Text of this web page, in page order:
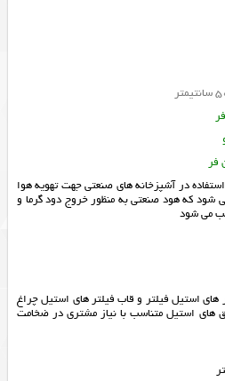
در آشپزخانه های صنعتی جهت تهویه هوا
که هود صنعتی به منظور خروج دود گرما و
می شود
استیل فیلتر و قاب فیلتر های استیل چراغ
استیل متناسب با نیاز مشتری در ضخامت